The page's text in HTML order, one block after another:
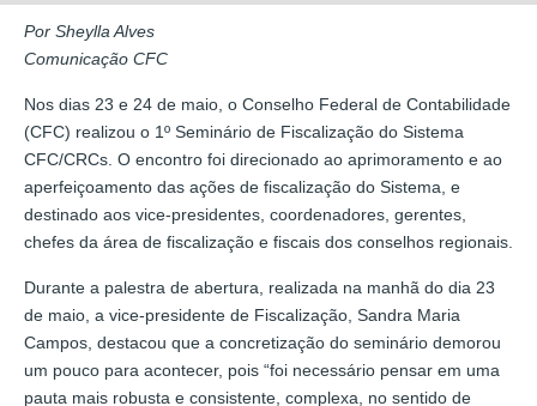
Por Sheylla Alves
Comunicação CFC
Nos dias 23 e 24 de maio, o Conselho Federal de Contabilidade
(CFC) realizou o 1º Seminário de Fiscalização do Sistema
CFC/CRCs. O encontro foi direcionado ao aprimoramento e ao
aperfeiçoamento das ações de fiscalização do Sistema, e
destinado aos vice-presidentes, coordenadores, gerentes,
chefes da área de fiscalização e fiscais dos conselhos regionais.
Durante a palestra de abertura, realizada na manhã do dia 23
de maio, a vice-presidente de Fiscalização, Sandra Maria
Campos, destacou que a concretização do seminário demorou
um pouco para acontecer, pois “foi necessário pensar em uma
pauta mais robusta e consistente, complexa, no sentido de